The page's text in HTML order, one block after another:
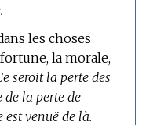
les choses
la morale,
seroit la perte des
de la perte de
est venuë de là.